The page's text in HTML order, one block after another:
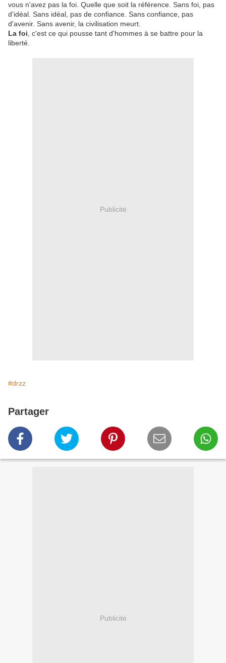
vous n'avez pas la foi. Quelle que soit la référence. Sans foi, pas
d'idéal. Sans idéal, pas de confiance. Sans confiance, pas
d'avenir. Sans avenir, la civilisation meurt.
La foi , c'est ce qui pousse tant d'hommes à se battre pour la
liberté.
Publicité
#drzz
Partager
Publicité